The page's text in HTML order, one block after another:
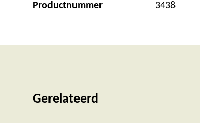
Productnummer 3438
Gerelateerd